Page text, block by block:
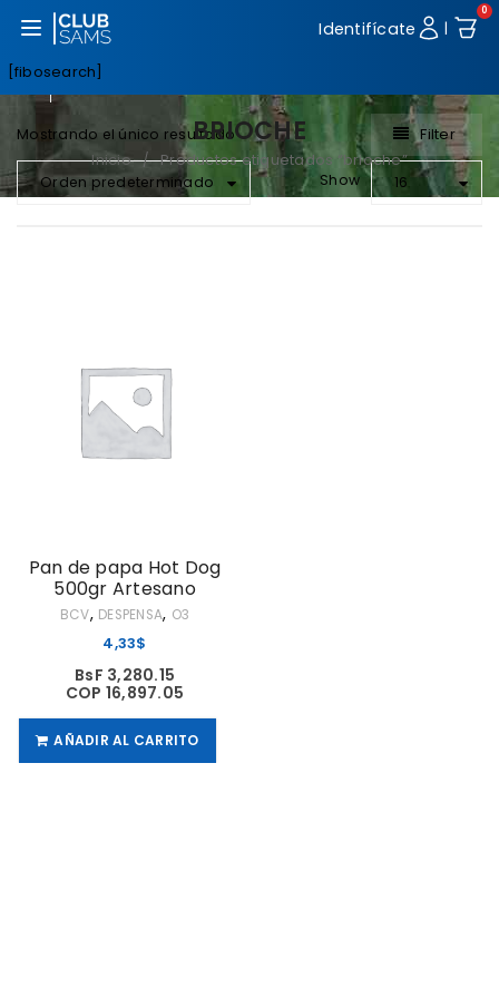
Abrir menú Identifícate |
0
[fibosearch]
BRIOCHE
Inicio / Productos etiquetados “brioche”
Mostrando el único resultado Filter
Orden predeterminado Show 16
BCV, DESPENSA, O3
Pan de papa Hot Dog
500gr Artesano
4,33$
BsF 3,280.15
COP 16,897.05
AÑADIR AL CARRITO